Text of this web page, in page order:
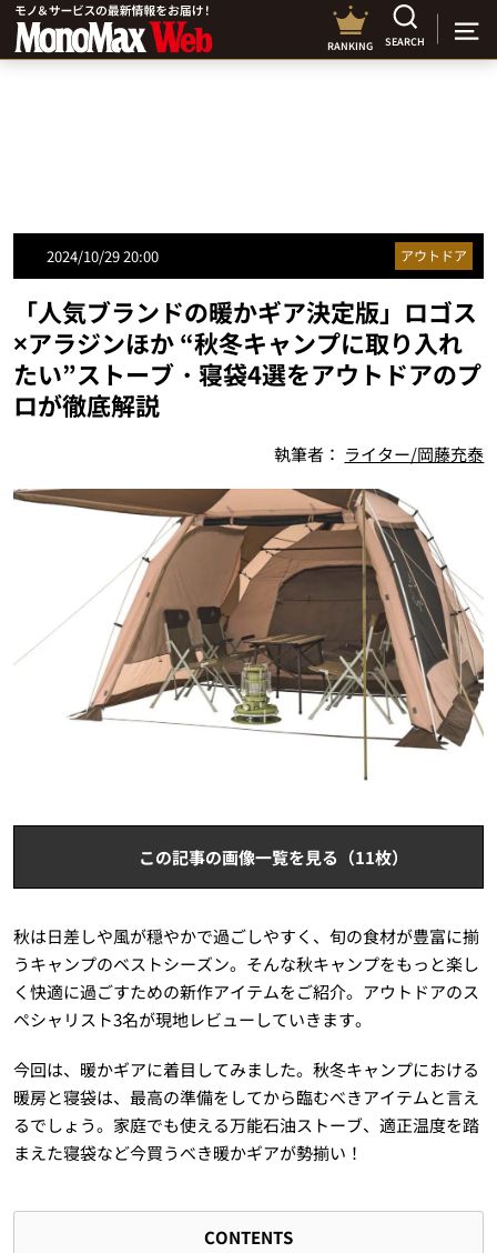
RANKING SEARCH
2024/10/29 20:00 アウトドア
「人気ブランドの暖かギア決定版」ロゴス
×アラジンほか “秋冬キャンプに取り入れ
たい”ストーブ・寝袋4選をアウトドアのプ
ロが徹底解説
執筆者： ライター/岡藤充泰
この記事の画像一覧を見る（11枚）
秋は日差しや風が穏やかで過ごしやすく、旬の食材が豊富に揃
うキャンプのベストシーズン。そんな秋キャンプをもっと楽し
く快適に過ごすための新作アイテムをご紹介。アウトドアのス
ペシャリスト3名が現地レビューしていきます。
今回は、暖かギアに着目してみました。秋冬キャンプにおける
暖房と寝袋は、最高の準備をしてから臨むべきアイテムと言え
るでしょう。家庭でも使える万能石油ストーブ、適正温度を踏
まえた寝袋など今買うべき暖かギアが勢揃い！
CONTENTS